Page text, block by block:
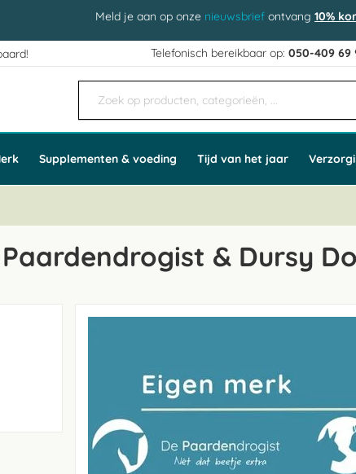
Meld je aan op onze nieuwsbrief ontvang 10%
Telefonisch bereikbaar op:050-409 69
Supplementen & voeding Tijd van het jaar
& Dursy